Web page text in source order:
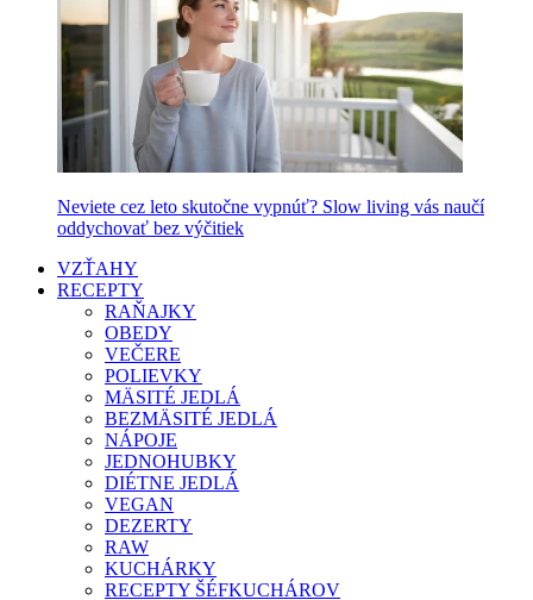
Neviete cez leto skutočne vypnúť? Slow living vás naučí
oddychovať bez výčitiek
VZŤAHY
RECEPTY
RAŇAJKY
OBEDY
VEČERE
POLIEVKY
MÄSITÉ JEDLÁ
BEZMÄSITÉ JEDLÁ
NÁPOJE
JEDNOHUBKY
DIÉTNE JEDLÁ
VEGAN
DEZERTY
RAW
KUCHÁRKY
RECEPTY ŠÉFKUCHÁROV